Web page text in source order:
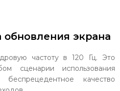
обновления экрана
частоту в 120 Гц. Это
сценарии использования
качество